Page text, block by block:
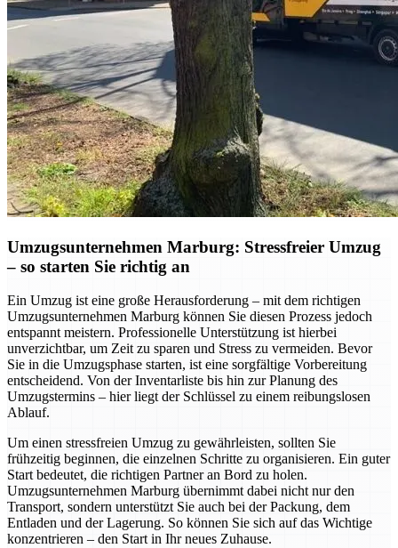
Umzugsunternehmen Marburg: Stressfreier Umzug
– so starten Sie richtig an
Ein Umzug ist eine große Herausforderung – mit dem richtigen
Umzugsunternehmen Marburg können Sie diesen Prozess jedoch
entspannt meistern. Professionelle Unterstützung ist hierbei
unverzichtbar, um Zeit zu sparen und Stress zu vermeiden. Bevor
Sie in die Umzugsphase starten, ist eine sorgfältige Vorbereitung
entscheidend. Von der Inventarliste bis hin zur Planung des
Umzugstermins – hier liegt der Schlüssel zu einem reibungslosen
Ablauf.
Um einen stressfreien Umzug zu gewährleisten, sollten Sie
frühzeitig beginnen, die einzelnen Schritte zu organisieren. Ein guter
Start bedeutet, die richtigen Partner an Bord zu holen.
Umzugsunternehmen Marburg übernimmt dabei nicht nur den
Transport, sondern unterstützt Sie auch bei der Packung, dem
Entladen und der Lagerung. So können Sie sich auf das Wichtige
konzentrieren – den Start in Ihr neues Zuhause.